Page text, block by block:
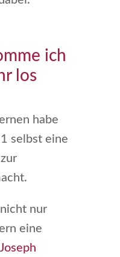
ich
los
habe
selbst eine
nur
eine
Joseph